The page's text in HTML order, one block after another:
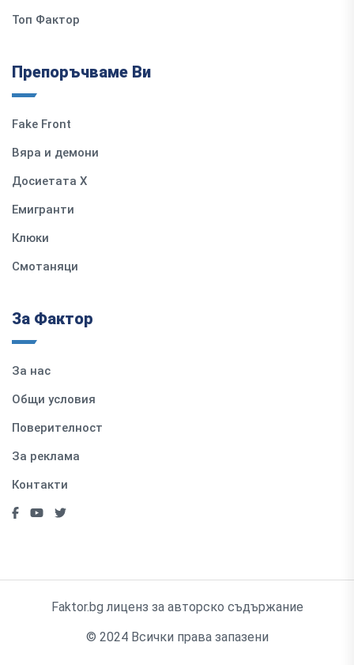
Топ Фактор
Препоръчваме Ви
Fake Front
Вяра и демони
Досиетата Х
Емигранти
Клюки
Смотаняци
За Фактор
За нас
Общи условия
Поверителност
За реклама
Контакти
Faktor.bg лиценз за авторско съдържание
© 2024 Всички права запазени